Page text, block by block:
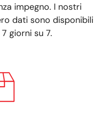
impegno. I nostri
dati sono disponibili
giorni su 7.